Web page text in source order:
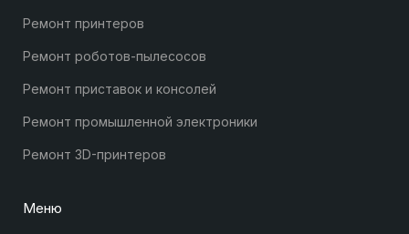
Ремонт принтеров
Ремонт роботов-пылесосов
Ремонт приставок и консолей
Ремонт промышленной электроники
Ремонт 3D-принтеров
Меню